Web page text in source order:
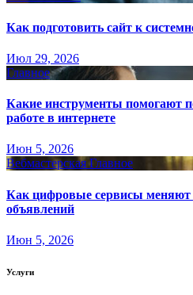
Как подготовить сайт к
Июл 29, 2026
Главное
Какие инструменты помогают
работе в интернете
Июн 5, 2026
Вебмастерская Главное
Как цифровые сервисы
объявлений
Июн 5, 2026
Услуги